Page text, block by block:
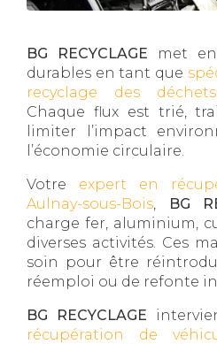
BG RECYCLAGE met
durables en tant que
recyclage des
Chaque flux est trié,
limiter l’impact
l’économie circulaire.
Votre expert en
Aulnay-sous-Bois, BG
charge fer, aluminium,
diverses activités. Ces
soin pour être
réemploi ou de refonte
BG RECYCLAGE
récupération de